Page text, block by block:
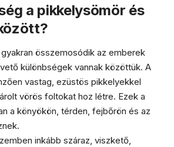
a pikkelysömör és
összemosódik az emberek
különbségek vannak közöttük. A
vastag, ezüstös pikkelyekkel
vörös foltokat hoz létre. Ezek a
a könyökön, térden, fejbőrön és az
inkább száraz, viszkető,